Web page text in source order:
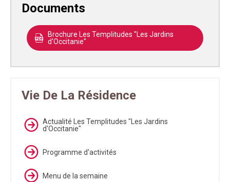
Documents
Brochure Les Templitudes "Les Jardins
d'Occitanie"
Vie De La Résidence
Actualité Les Templitudes "Les Jardins
d'Occitanie"
Programme d'activités
Menu de la semaine